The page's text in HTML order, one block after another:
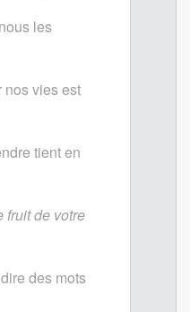
les
nos vies est
tient en
fruit de votre
des mots